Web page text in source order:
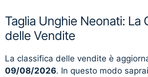
Taglia Unghie Neonati: La
delle Vendite
La classifica delle vendite è
09/08/2026. In questo modo